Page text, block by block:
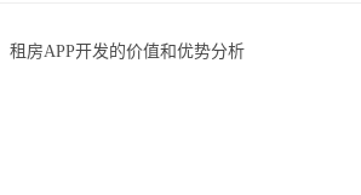
租房APP开发的价值和优势分析